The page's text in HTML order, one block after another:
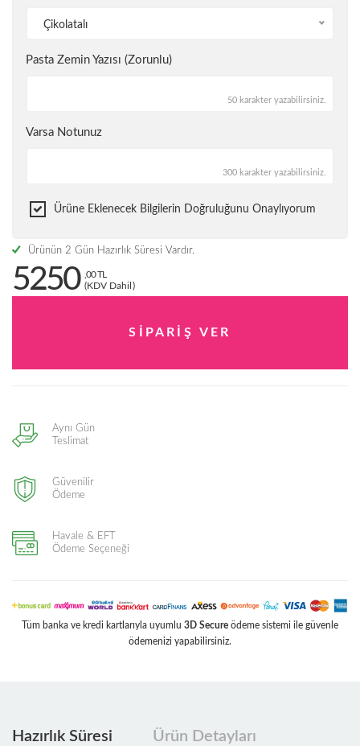
Çikolatalı
Pasta Zemin Yazısı (Zorunlu)
50 karakter yazabilirsiniz.
Varsa Notunuz
300 karakter yazabilirsiniz.
Ürüne Eklenecek Bilgilerin Doğruluğunu Onaylıyorum
Ürünün 2 Gün Hazırlık Süresi Vardır.
5250
,00 TL
(KDV Dahil)
Aynı Gün
Teslimat
Güvenilir
Ödeme
Havale & EFT
Ödeme Seçeneği
Tüm banka ve kredi kartlarıyla uyumlu 3D Secure ödeme sistemi ile güvenle
ödemenizi yapabilirsiniz.
Hazırlık Süresi Ürün Detayları